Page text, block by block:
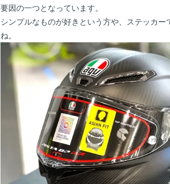
要因の一つとなっています。
シンプルなものが好きという方や、ステッカ
ね。